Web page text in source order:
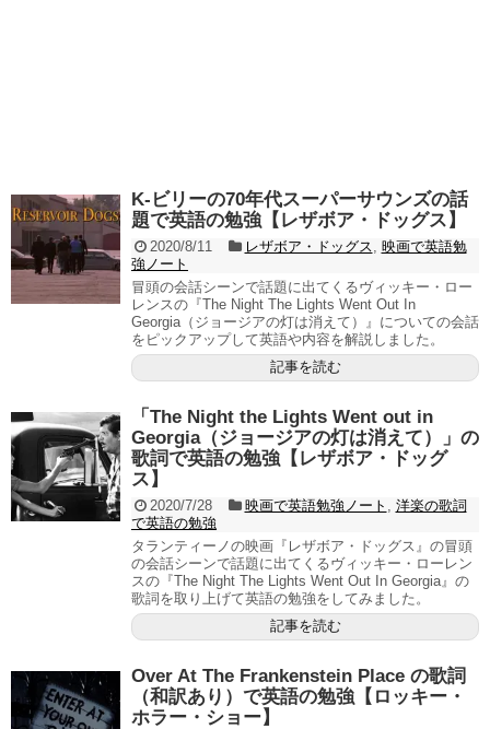
K-ビリーの70年代スーパーサウンズの話
題で英語の勉強【レザボア・ドッグス】
2020/8/11 レザボア・ドッグス, 映画で英語勉
強ノート
冒頭の会話シーンで話題に出てくるヴィッキー・ロー
レンスの『The Night The Lights Went Out In
Georgia（ジョージアの灯は消えて）』についての会話
をピックアップして英語や内容を解説しました。
記事を読む
「The Night the Lights Went out in
Georgia（ジョージアの灯は消えて）」の
歌詞で英語の勉強【レザボア・ドッグ
ス】
2020/7/28 映画で英語勉強ノート , 洋楽の歌詞
で英語の勉強
タランティーノの映画『レザボア・ドッグス』の冒頭
の会話シーンで話題に出てくるヴィッキー・ローレン
スの『The Night The Lights Went Out In Georgia』の
歌詞を取り上げて英語の勉強をしてみました。
記事を読む
Over At The Frankenstein Place の歌詞
（和訳あり）で英語の勉強【ロッキー・
ホラー・ショー】